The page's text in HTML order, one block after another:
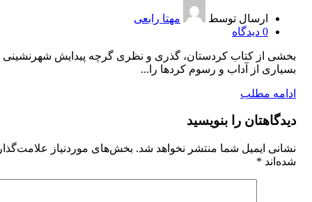
ارسال توسط
مهتا رابعی
0 دیدگاه
بخشی از کتاب کردستان، گذری و نظری گرچه پیدایش
بسیاری از آداب و رسوم کردها را...
ادامه مطلب
دیدگاهتان را بنویسید
نشانی ایمیل شما منتشر نخواهد شد. بخش‌های موردنیاز
شده‌اند *